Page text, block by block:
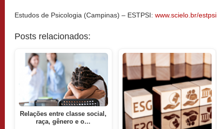
Estudos de Psicologia (Campinas) – ESTPSI: www.scielo.br/estpsi
Posts relacionados:
Relações entre classe social,
raça, gênero e o…